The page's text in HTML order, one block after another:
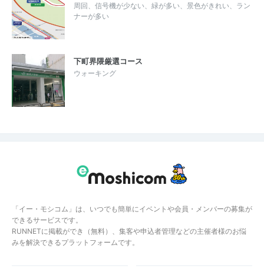
周回、信号機が少ない、緑が多い、景色がきれい、ラン
ナーが多い
下町界隈厳選コース
ウォーキング
「イー・モシコム」は、いつでも簡単にイベントや会員・メンバーの募集が
できるサービスです。
RUNNETに掲載ができ（無料）、集客や申込者管理などの主催者様のお悩
みを解決できるプラットフォームです。